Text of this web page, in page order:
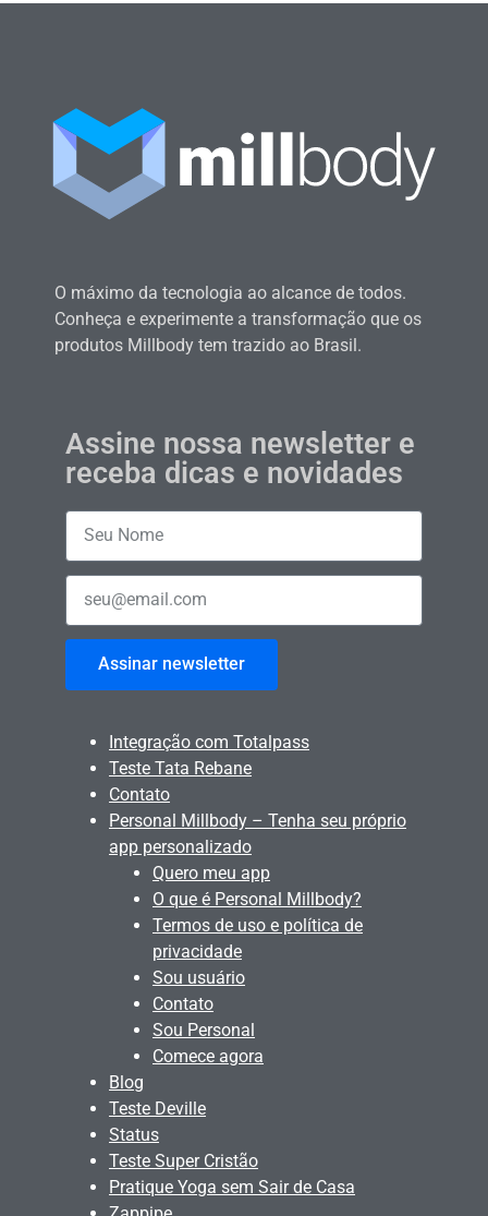
O máximo da tecnologia ao alcance de todos.
Conheça e experimente a transformação que os
produtos Millbody tem trazido ao Brasil.
Assine nossa newsletter e
receba dicas e novidades
Assinar newsletter
Integração com Totalpass
Teste Tata Rebane
Contato
Personal Millbody – Tenha seu próprio
app personalizado
Quero meu app
O que é Personal Millbody?
Termos de uso e política de
privacidade
Sou usuário
Contato
Sou Personal
Comece agora
Blog
Teste Deville
Status
Teste Super Cristão
Pratique Yoga sem Sair de Casa